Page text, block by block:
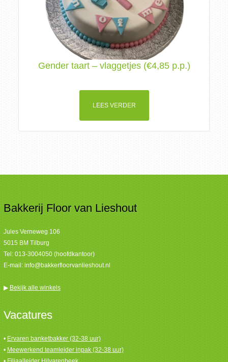
Gender taart – vlaggetjes (€4,85 p.p.)
LEES VERDER
Bakkerij Floor van Lieshout
Jules Verneweg 106
5015 BM Tilburg
Tel: 013-3004050 (hoofdkantoor)
E-mail: info@bakkerfloorvanlieshout.nl
▶ Bekijk alle winkels
Vacatures
• Ervaren banketbakker (32-38 uur)
• Meewerkend teamleider inpak (32-38 uur)